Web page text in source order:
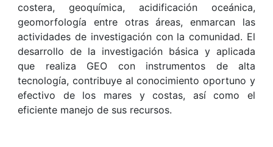
costera, geoquímica, acidificación oceánica,
geomorfología entre otras áreas, enmarcan las
actividades de investigación con la comunidad. El
desarrollo de la investigación básica y aplicada
que realiza GEO con instrumentos de alta
tecnología, contribuye al conocimiento oportuno y
efectivo de los mares y costas, así como el
eficiente manejo de sus recursos.